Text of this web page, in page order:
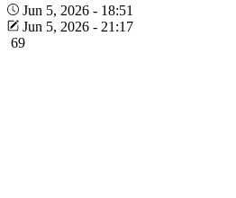
Jun 5, 2026 - 18:51
Jun 5, 2026 - 21:17
69